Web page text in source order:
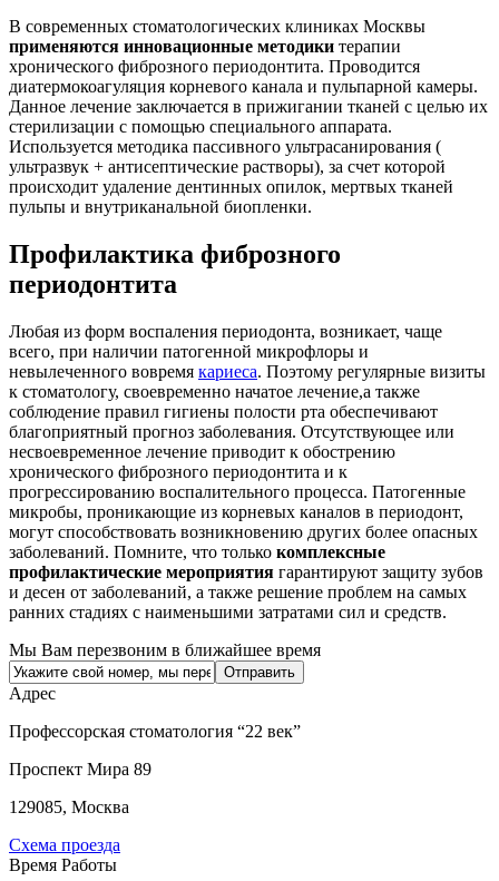
В современных стоматологических клиниках Москвы
применяются инновационные методики терапии
хронического фиброзного периодонтита. Проводится
диатермокоагуляция корневого канала и пульпарной камеры.
Данное лечение заключается в прижигании тканей с целью их
стерилизации с помощью специального аппарата.
Используется методика пассивного ультрасанирования (
ультразвук + антисептические растворы), за счет которой
происходит удаление дентинных опилок, мертвых тканей
пульпы и внутриканальной биопленки.
Профилактика фиброзного
периодонтита
Любая из форм воспаления периодонта, возникает, чаще
всего, при наличии патогенной микрофлоры и
невылеченного вовремя кариеса. Поэтому регулярные визиты
к стоматологу, своевременно начатое лечение,а также
соблюдение правил гигиены полости рта обеспечивают
благоприятный прогноз заболевания. Отсутствующее или
несвоевременное лечение приводит к обострению
хронического фиброзного периодонтита и к
прогрессированию воспалительного процесса. Патогенные
микробы, проникающие из корневых каналов в периодонт,
могут способствовать возникновению других более опасных
заболеваний. Помните, что только комплексные
профилактические мероприятия гарантируют защиту зубов
и десен от заболеваний, а также решение проблем на самых
ранних стадиях с наименьшими затратами сил и средств.
Мы Вам перезвоним в ближайшее время
Адрес
Профессорская стоматология “22 век”
Проспект Мира 89
129085, Москва
Схема проезда
Время Работы